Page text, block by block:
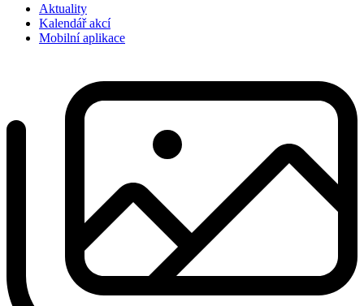
Aktuality
Kalendář akcí
Mobilní aplikace